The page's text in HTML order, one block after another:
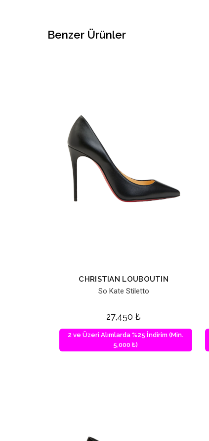
Benzer Ürünler
CHRISTIAN LOUBOUTIN
So Kate Stiletto
27,450₺
2 ve Üzeri Alımlarda %25 İndirim (Min.
5,000 ₺)